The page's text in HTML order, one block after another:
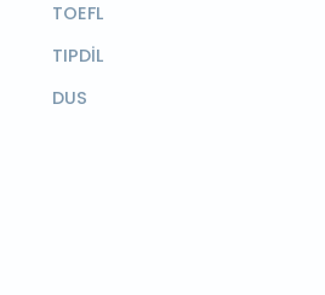
TOEFL
TIPDİL
DUS